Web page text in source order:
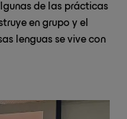
de las prácticas
en grupo y el
lenguas se vive con